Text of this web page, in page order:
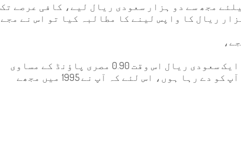
مجھ سے دو ہزار سعودی ریال لیے، کافی عرصے تک
ریال کا واپس لینے کا مطالبہ کیا تو اس نے مجے
اور 500 مصری پاؤنڈ دیے؛ کیونکہ اُس وقت ایک سعودی ریال اس وقت 0.90 مصری پاؤنڈ کے مساوی
تھا، اور مجھے کہا کہ یہ آخری رقم ہے جو آپ کو دے رہا ہوں، اس لئے کہ آپ نے 1995 میں مجھے